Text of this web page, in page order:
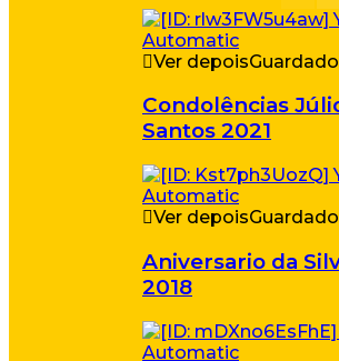
Ver depoisGuardado
Condolências
Santos 2021
Ver depoisGuardado
Aniversario da
2018